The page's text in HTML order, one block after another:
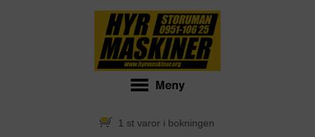
1 st varor i bokningen